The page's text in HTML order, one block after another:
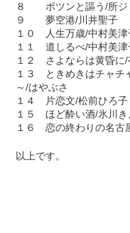
８ ポツンと謳う/所ジ
９ 夢空港/川井聖子
１０ 人生万歳/中村美津
１１ 道しるべ/中村美津
１２ さよならは黄昏に/
１３ ときめきはチャチ
～/はやぶさ
１４ 片恋文/松前ひろ子
１５ ほど酔い酒/氷川き
１６ 恋の終わりの名古
以上です。